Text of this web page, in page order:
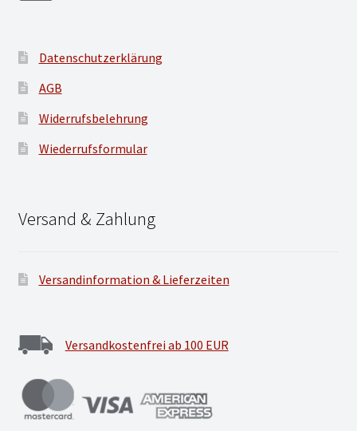
Datenschutzerklärung
AGB
Widerrufsbelehrung
Wiederrufsformular
Versand & Zahlung
Versandinformation & Lieferzeiten
Versandkostenfrei ab 100 EUR